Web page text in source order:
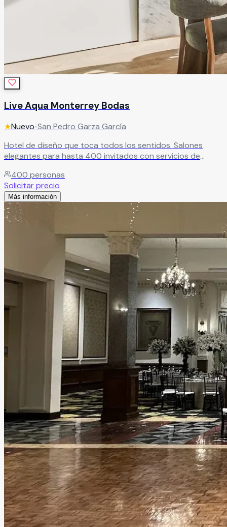
Live Aqua Monterrey Bodas
★Nuevo•San Pedro Garza García
Hotel de diseño que toca todos los sentidos. Salones
elegantes para hasta 400 invitados con servicios de
garantizado.Leer más
400 personas
Solicitar precio
Más información